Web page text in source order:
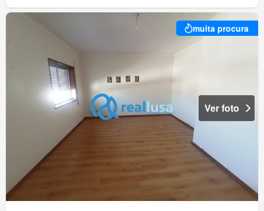
muita procura
Ver foto